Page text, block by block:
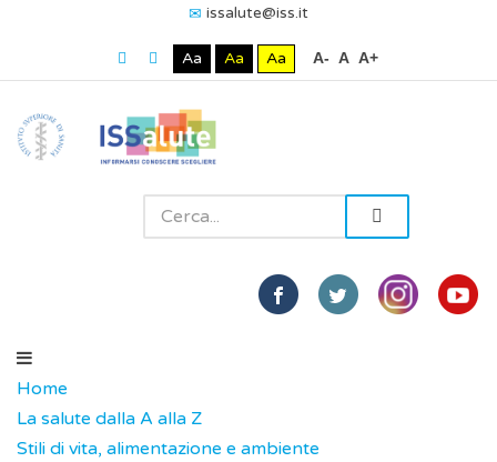
issalute@iss.it
Aa Aa Aa A- A A+
Home
La salute dalla A alla Z
Stili di vita, alimentazione e ambiente